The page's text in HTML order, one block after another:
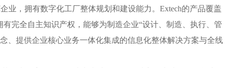
，拥有数字化工厂整体规划和建设能力。Extech的产品覆盖
完全自主知识产权，能够为制造企业“设计、制造、执行、管
、提供企业核心业务一体化集成的信息化整体解决方案与全线